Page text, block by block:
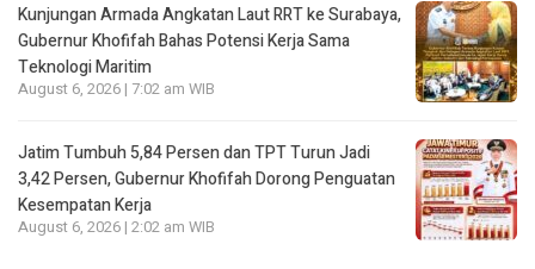
Kunjungan Armada Angkatan Laut RRT ke Surabaya,
Gubernur Khofifah Bahas Potensi Kerja Sama
Teknologi Maritim
August 6, 2026 | 7:02 am WIB
Jatim Tumbuh 5,84 Persen dan TPT Turun Jadi
3,42 Persen, Gubernur Khofifah Dorong Penguatan
Kesempatan Kerja
August 6, 2026 | 2:02 am WIB